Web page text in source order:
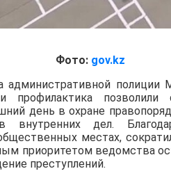
Фото: gov.kz
административной
профилактика
день в охране
внутренних дел.
местах,
приоритетом ведомства
преступлений.